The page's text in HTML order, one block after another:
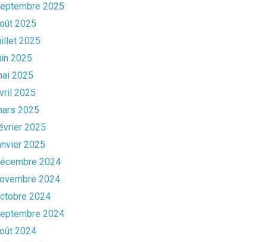
2025
2025
2025
2025
2025
2025
2025
2025
2025
2024
2024
2024
2024
2024